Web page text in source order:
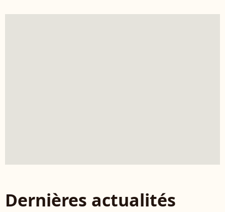
Dernières actualités